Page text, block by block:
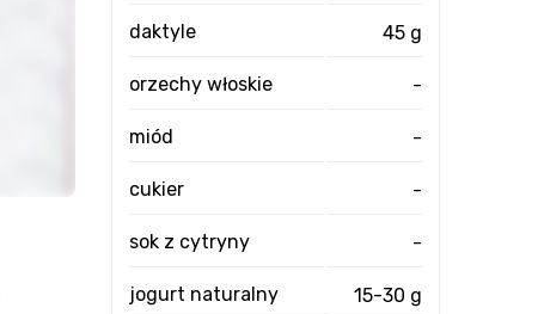
daktyle 45 g
orzechy włoskie -
miód -
cukier -
sok z cytryny -
jogurt naturalny 15-30 g